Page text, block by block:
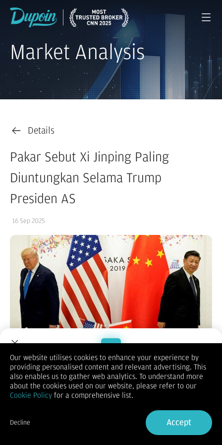
Market Analysis
Details
Pakar Sebut Xi Jinping Paling
Diuntungkan Selama Trump
Presiden AS
16 Sep 2025
Presiden ChinaXi Jinpingmenjadi pemimpin dunia yang paling
diuntungkan dari kembalinyaDonald Trumpke Gedung Putih.
Pakar hubungan internasional asal Inggris, Bill
Emmott mengatakan kebijakan Trump yang kerap
mengasingkan sekutu-sekutu AS di kawasan Indo-Pasifik
"Tidak diragukan lagi bahwa pemimpin dunia yang paling
senang dengan Trump kembali berkuasa, selain Trump sendiri,
Welcome to Dupoin.
Trade with a Trusted Broker
Sign in
Our website utilises cookies to enhance your experience by
providing personalised content and relevant advertising. This
also enables us to gather web analytics. To understand more
about the cookies used on our website, please refer to our
Cookie Policy for a comprehensive list.
Decline Accept